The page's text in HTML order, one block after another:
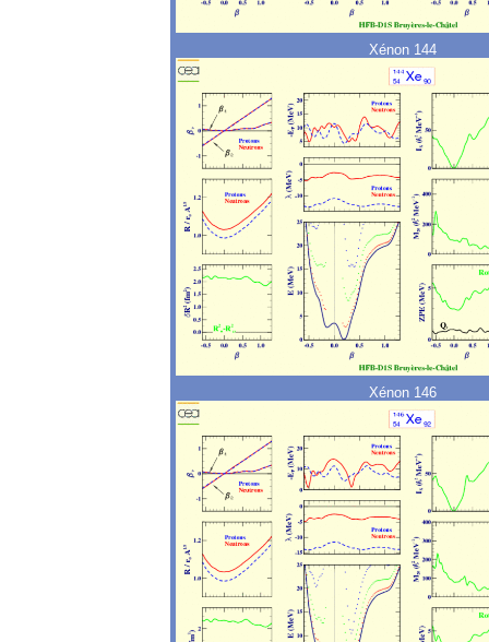
Xénon 144
Xénon 146